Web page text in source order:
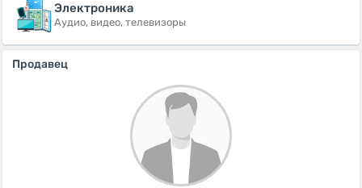
Электроника
Аудио, видео, телевизоры
Продавец